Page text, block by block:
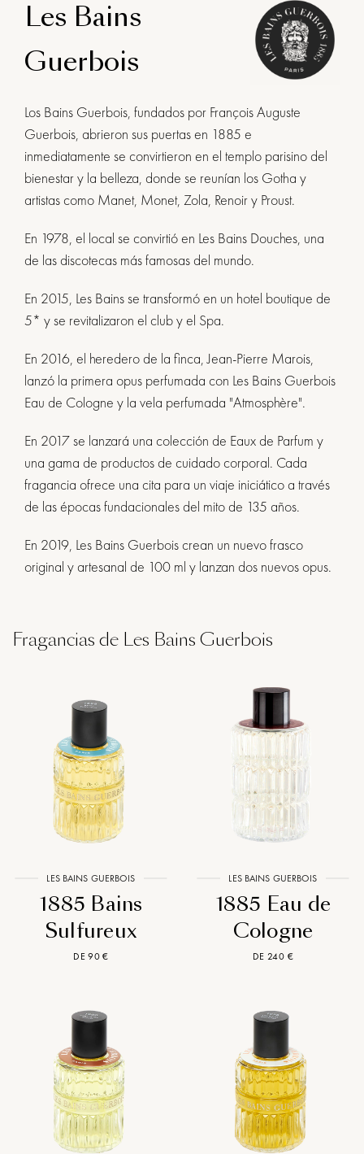
Les Bains
Guerbois
Los Bains Guerbois, fundados por François Auguste
Guerbois, abrieron sus puertas en 1885 e
inmediatamente se convirtieron en el templo parisino del
bienestar y la belleza, donde se reunían los Gotha y
artistas como Manet, Monet, Zola, Renoir y Proust.
En 1978, el local se convirtió en Les Bains Douches, una
de las discotecas más famosas del mundo.
En 2015, Les Bains se transformó en un hotel boutique de
5* y se revitalizaron el club y el Spa.
En 2016, el heredero de la finca, Jean-Pierre Marois,
lanzó la primera opus perfumada con Les Bains Guerbois
Eau de Cologne y la vela perfumada "Atmosphère".
En 2017 se lanzará una colección de Eaux de Parfum y
una gama de productos de cuidado corporal. Cada
fragancia ofrece una cita para un viaje iniciático a través
de las épocas fundacionales del mito de 135 años.
En 2019, Les Bains Guerbois crean un nuevo frasco
original y artesanal de 100 ml y lanzan dos nuevos opus.
Fragancias de Les Bains Guerbois
LES BAINS GUERBOIS
1885 Bains
Sulfureux
DE 90 €
LES BAINS GUERBOIS
1885 Eau de
Cologne
DE 240 €